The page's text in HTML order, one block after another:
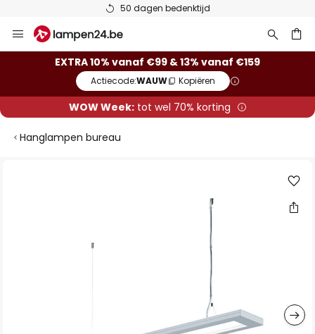
50 dagen bedenktijd
naar
EXTRA 10% vanaf €99 & 13% vanaf €159
Actiecode:WAUW Kopiëren
WOW Week:tot wel 70% korting
Hanglampen bureau